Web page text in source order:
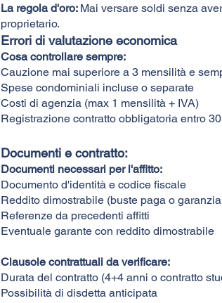
La regola d'oro: Mai versare soldi senza
proprietario.
Errori di valutazione economica
Cosa controllare sempre:
Cauzione mai superiore a 3 mensilità e
Spese condominiali incluse o separate
Costi di agenzia (max 1 mensilità + IVA)
Registrazione contratto obbligatoria entro
Documenti e contratto:
Documenti necessari per l'affitto:
Documento d'identità e codice fiscale
Reddito dimostrabile (buste paga o
Referenze da precedenti affitti
Eventuale garante con reddito dimostrabile
Clausole contrattuali da verificare:
Durata del contratto (4+4 anni o contratto
Possibilità di disdetta anticipata